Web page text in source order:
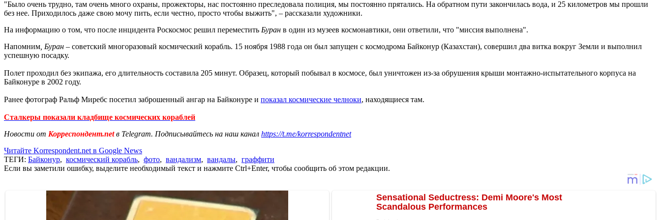
"Было очень трудно, там очень много охраны, прожекторы, нас постоянно преследовала полиция, мы постоянно прятались. На обратном пути закончилась вода, и 25 километров мы прошли
без нее. Приходилось даже свою мочу пить, если честно, просто чтобы выжить", – рассказали художники.
На информацию о том, что после инцидента Роскосмос решил переместить Буран в один из музеев космонавтики, они ответили, что "миссия выполнена".
Напомним , Буран – советский многоразовый космический корабль. 15 ноября 1988 года он был запущен с космодрома Байконур (Казахстан), совершил два витка вокруг Земли и выполнил
успешную посадку.
Полет проходил без экипажа, его длительность составила 205 минут. Образец, который побывал в космосе, был уничтожен из-за обрушения крыши монтажно-испытательного корпуса на
Байконуре в 2002 году.
Ранее фотограф Ральф Миребс посетил заброшенный ангар на Байконуре и показал космические челноки, находящиеся там.
Сталкеры показали кладбище космических кораблей
Новости от Корреспондент.netв Telegram. Подписывайтесь на наш канал https://t.me/korrespondentnet
Читайте Korrespondent.net в Google News
ТЕГИ: Байконур, космический корабль, фото, вандализм, вандалы, граффити
Если вы заметили ошибку, выделите необходимый текст и нажмите Ctrl+Enter, чтобы сообщить об этом редакции.